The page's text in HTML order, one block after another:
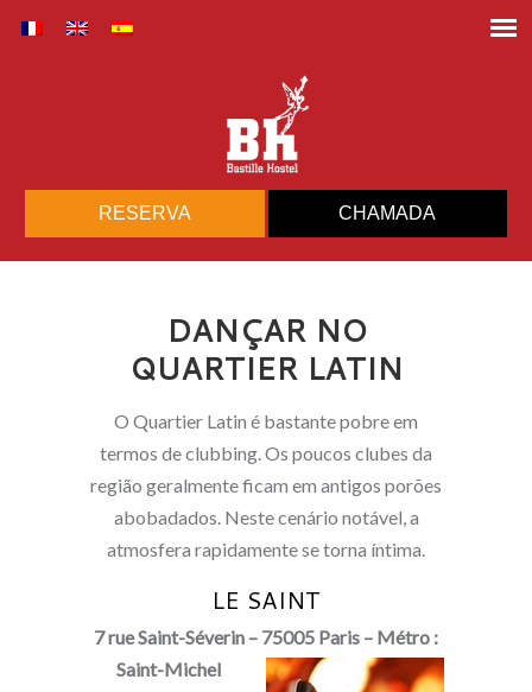
RESERVA CHAMADA
DANÇAR NO
QUARTIER LATIN
O Quartier Latin é bastante pobre em
termos de clubbing. Os poucos clubes da
região geralmente ficam em antigos porões
abobadados. Neste cenário notável, a
atmosfera rapidamente se torna íntima.
LE SAINT
7 rue Saint-Séverin – 75005 Paris – Métro :
Saint-Michel